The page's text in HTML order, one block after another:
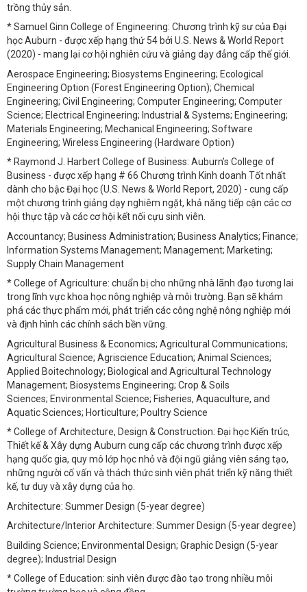
trồng thủy sản.
* Samuel Ginn College of Engineering: Chương trình kỹ sư của Đại
học Auburn - được xếp hạng thứ 54 bởi U.S. News & World Report
(2020) - mang lại cơ hội nghiên cứu và giảng dạy đẳng cấp thế giới.
Aerospace Engineering; Biosystems Engineering; Ecological
Engineering Option (Forest Engineering Option); Chemical
Engineering; Civil Engineering; Computer Engineering; Computer
Science; Electrical Engineering; Industrial & Systems; Engineering;
Materials Engineering; Mechanical Engineering; Software
Engineering; Wireless Engineering (Hardware Option)
* Raymond J. Harbert College of Business: Auburn’s College of
Business - được xếp hạng # 66 Chương trình Kinh doanh Tốt nhất
dành cho bậc Đại học (U.S. News & World Report, 2020) - cung cấp
một chương trình giảng dạy nghiêm ngặt, khả năng tiếp cận các cơ
hội thực tập và các cơ hội kết nối cựu sinh viên.
Accountancy; Business Administration; Business Analytics; Finance;
Information Systems Management; Management; Marketing;
Supply Chain Management
* College of Agriculture: chuẩn bị cho những nhà lãnh đạo tương lai
trong lĩnh vực khoa học nông nghiệp và môi trường. Bạn sẽ khám
phá các thực phẩm mới, phát triển các công nghệ nông nghiệp mới
và định hình các chính sách bền vững.
Agricultural Business & Economics; Agricultural Communications;
Agricultural Science; Agriscience Education; Animal Sciences;
Applied Boitechnology; Biological and Agricultural Technology
Management; Biosystems Engineering; Crop & Soils
Sciences; Environmental Science; Fisheries, Aquaculture, and
Aquatic Sciences; Horticulture; Poultry Science
* College of Architecture, Design & Construction: Đại học Kiến trúc,
Thiết kế & Xây dựng Auburn cung cấp các chương trình được xếp
hạng quốc gia, quy mô lớp học nhỏ và đội ngũ giảng viên sáng tạo,
những người cố vấn và thách thức sinh viên phát triển kỹ năng thiết
kế, tư duy và xây dựng của họ.
Architecture: Summer Design (5-year degree)
Architecture/Interior Architecture: Summer Design (5-year degree)
Building Science; Environmental Design; Graphic Design (5-year
degree); Industrial Design
* College of Education: sinh viên được đào tạo trong nhiều môi